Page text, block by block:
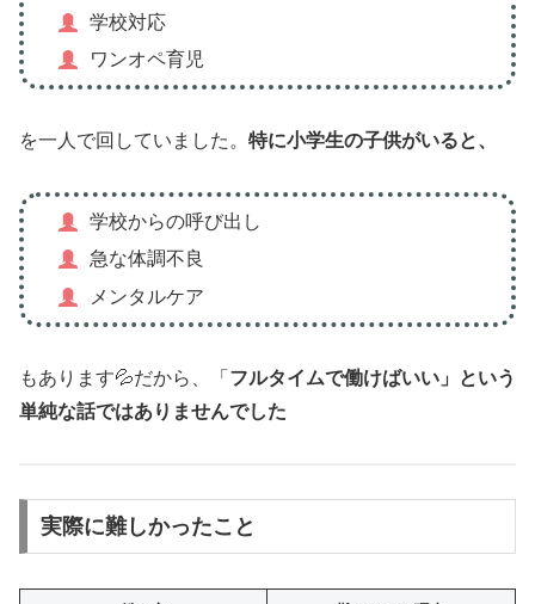
学校対応
ワンオペ育児
を一人で回していました。 特に小学生の子供がいると、
学校からの呼び出し
急な体調不良
メンタルケア
もあります💦だから、「 フルタイムで働けばいい」という
単純な話ではありませんでした
実際に難しかったこと